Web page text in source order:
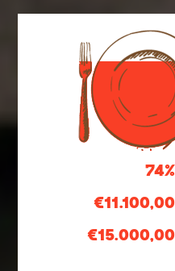
74%
€11.100,00
€15.000,00